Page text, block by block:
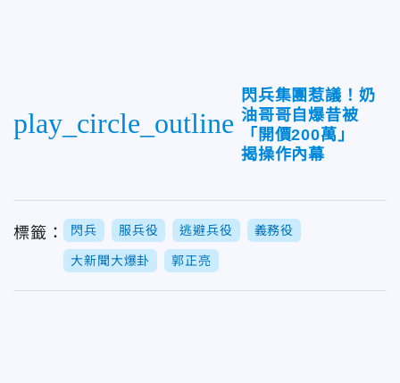
play_circle_outline
閃兵集團惹議！奶
油哥哥自爆昔被
「開價200萬」
揭操作內幕
標籤： 閃兵 服兵役 逃避兵役 義務役
大新聞大爆卦 郭正亮